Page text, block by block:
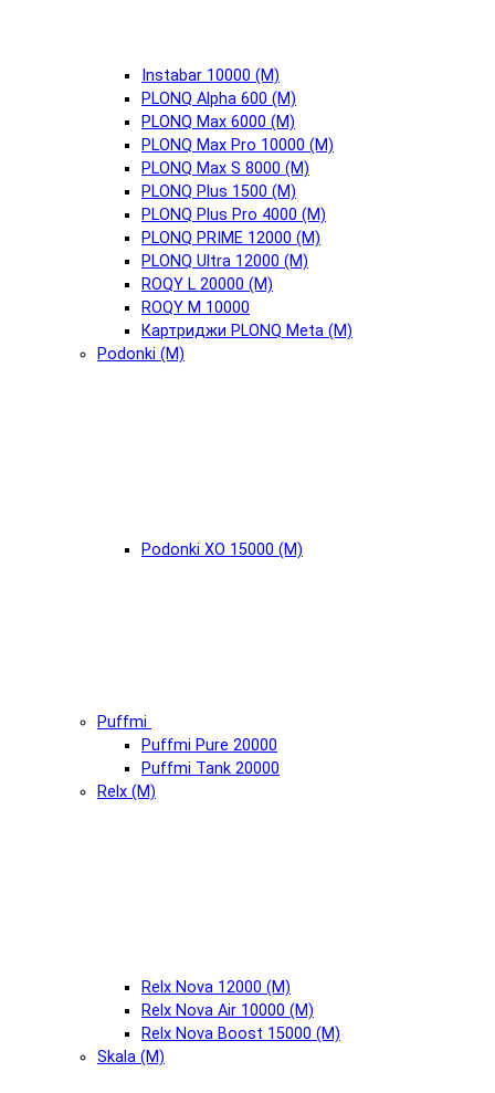
Instabar 10000 (М)
PLONQ Alpha 600 (М)
PLONQ Max 6000 (М)
PLONQ Max Pro 10000 (М)
PLONQ Max S 8000 (М)
PLONQ Plus 1500 (М)
PLONQ Plus Pro 4000 (М)
PLONQ PRIME 12000 (М)
PLONQ Ultra 12000 (М)
ROQY L 20000 (М)
ROQY M 10000
Картриджи PLONQ Meta (М)
Podonki (М)
Podonki XO 15000 (М)
Puffmi
Puffmi Pure 20000
Puffmi Tank 20000
Relx (М)
Relx Nova 12000 (М)
Relx Nova Air 10000 (М)
Relx Nova Boost 15000 (М)
Skala (М)